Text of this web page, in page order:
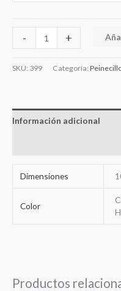
- +
SKU: 399 Categoría:
Información adicional
Dimensiones
Color
Productos